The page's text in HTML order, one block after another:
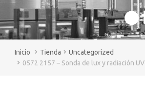
You are here:
Tienda
Uncategorized
0572 2157 – Sonda de lux y radiación UV